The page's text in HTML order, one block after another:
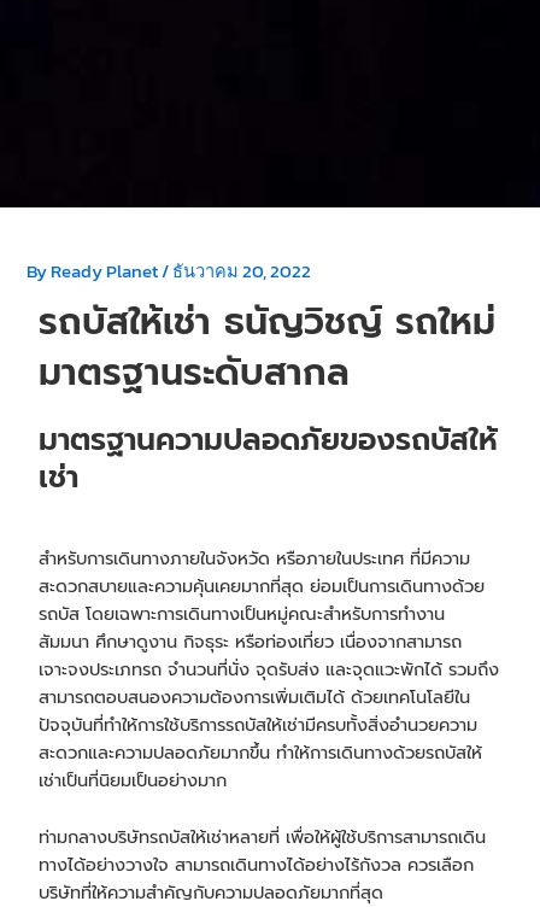
ByReady Planet/ธันวาคม 20, 2022
รถบัสให้เช่า ธนัญวิชญ์ รถใหม่
มาตรฐานระดับสากล
มาตรฐานความปลอดภัยของรถบัสให้
เช่า
สำหรับการเดินทางภายในจังหวัด หรือภายในประเทศ ที่มีความ
สะดวกสบายและความคุ้นเคยมากที่สุด ย่อมเป็นการเดินทางด้วย
รถบัส โดยเฉพาะการเดินทางเป็นหมู่คณะสำหรับการทำงาน
สัมมนา ศึกษาดูงาน กิจธุระ หรือท่องเที่ยว เนื่องจากสามารถ
เจาะจงประเภทรถ จำนวนที่นั่ง จุดรับส่ง และจุดแวะพักได้ รวมถึง
สามารถตอบสนองความต้องการเพิ่มเติมได้ ด้วยเทคโนโลยีใน
ปัจจุบันที่ทำให้การใช้บริการรถบัสให้เช่ามีครบทั้งสิ่งอำนวยความ
สะดวกและความปลอดภัยมากขึ้น ทำให้การเดินทางด้วยรถบัสให้
เช่าเป็นที่นิยมเป็นอย่างมาก
ท่ามกลางบริษัทรถบัสให้เช่าหลายที่ เพื่อให้ผู้ใช้บริการสามารถเดิน
ทางได้อย่างวางใจ สามารถเดินทางได้อย่างไร้กังวล ควรเลือก
บริษัทที่ให้ความสำคัญกับความปลอดภัยมากที่สุด